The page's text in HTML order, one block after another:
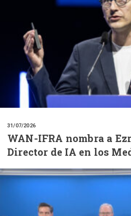
31/07/2026
WAN-IFRA nombra a
Director de IA en los